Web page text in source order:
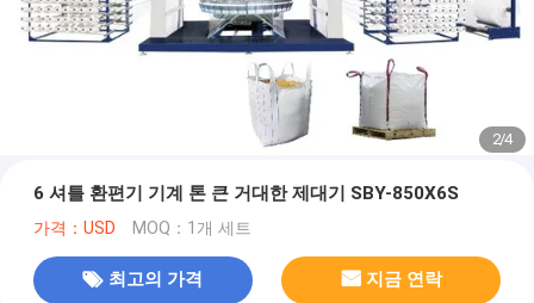
2/4
6 셔틀 환편기 기계 톤 큰 거대한 제대기 SBY-850X6S
가격：USD MOQ：1개 세트
최고의 가격 지금 연락